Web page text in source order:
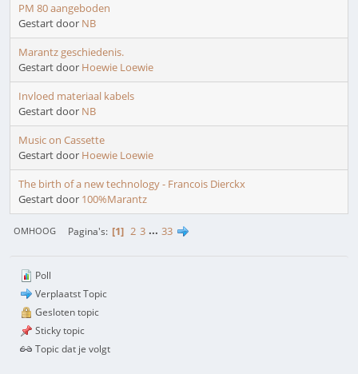
PM 80 aangeboden
Gestart door NB
Marantz geschiedenis.
Gestart door Hoewie Loewie
Invloed materiaal kabels
Gestart door NB
Music on Cassette
Gestart door Hoewie Loewie
The birth of a new technology - Francois Dierckx
Gestart door 100%Marantz
OMHOOG Pagina's 1 2 3 ... 33
Poll
Verplaatst Topic
Gesloten topic
Sticky topic
Topic dat je volgt